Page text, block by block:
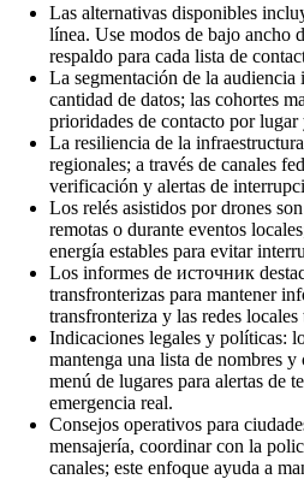
Las alternativas disponibles
línea. Use modos de bajo ancho
respaldo para cada lista de
La segmentación de la
cantidad de datos; las cohortes
prioridades de contacto por lugar
La resiliencia de la
regionales; a través de canales
verificación y alertas de
Los relés asistidos por drones
remotas o durante eventos
energía estables para evitar
Los informes de источник
transfronterizas para mantener
transfronteriza y las redes
Indicaciones legales y políticas:
mantenga una lista de nombres
menú de lugares para alertas de
emergencia real.
Consejos operativos para
mensajería, coordinar con la
canales; este enfoque ayuda a